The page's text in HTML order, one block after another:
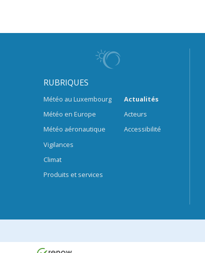
RUBRIQUES
Météo au Luxembourg
Météo en Europe
Météo aéronautique
Vigilances
Climat
Produits et services
Actualités
Acteurs
Accessibilité